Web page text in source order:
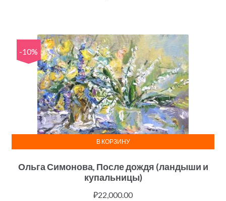
-10%
Ольга Симонова, После дождя (ландыши и
купальницы)
₽22,000.00
В КОРЗИНУ